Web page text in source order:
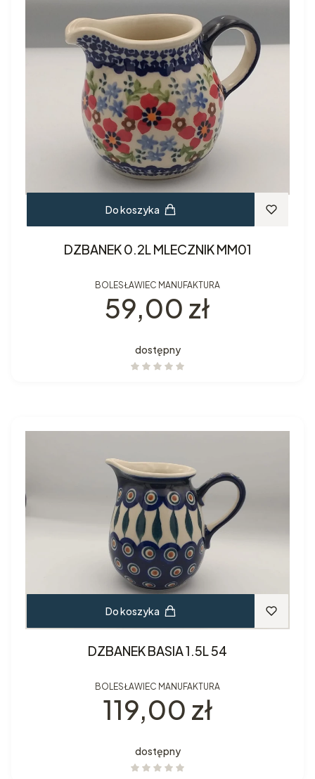
Do koszyka
DZBANEK 0.2L MLECZNIK MM01
BOLESŁAWIEC MANUFAKTURA
Cena
59,00 zł
dostępny
Do koszyka
DZBANEK BASIA 1.5L 54
BOLESŁAWIEC MANUFAKTURA
Cena
119,00 zł
dostępny